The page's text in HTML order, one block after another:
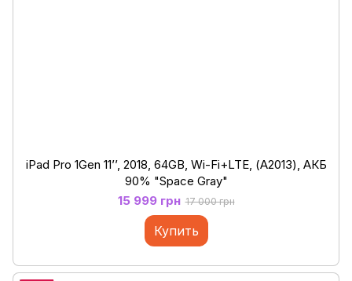
iPad Pro 1Gen 11’’, 2018, 64GB, Wi-Fi+LTE, (А2013), АКБ
90% "Space Gray"
15 999 грн 17 000 грн
Купить